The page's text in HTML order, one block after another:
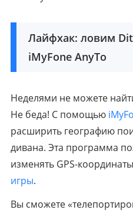
Лайфхак: ловим
iMyFone AnyTo
Неделями не можете
Не беда! С помощью
расширить географию
дивана. Эта программа
изменять GPS-координаты
игры.
Вы сможете